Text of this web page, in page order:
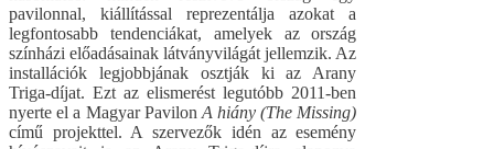
pavilonnal, kiállítással reprezentálja azokat a
legfontosabb tendenciákat, amelyek az ország
színházi előadásainak látványvilágát jellemzik. Az
installációk legjobbjának osztják ki az Arany
Triga-díjat. Ezt az elismerést legutóbb 2011-ben
nyerte el a Magyar Pavilon A hiány (The Missing)
című projekttel. A szervezők idén az esemény